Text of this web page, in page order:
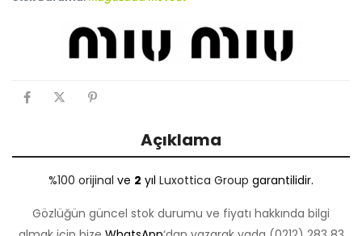
Açıklama
%100 orijinal ve 2 yıl Luxottica Group garantilidir.
Gözlüğün güncel stok durumu ve fiyatı hakkında bilgi